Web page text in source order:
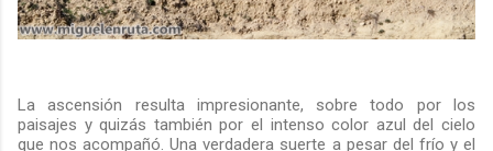
La ascensión resulta impresionante, sobre todo por los
paisajes y quizás también por el intenso color azul del cielo
que nos acompañó. Una verdadera suerte a pesar del frío y el